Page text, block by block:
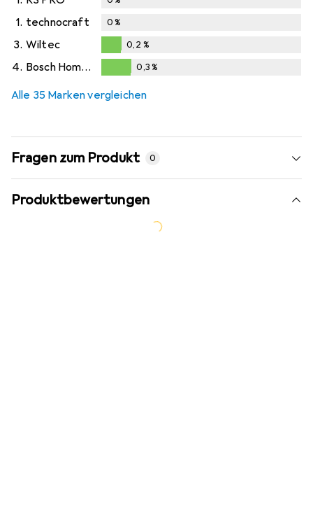
1. technocraft 0%
3. Wiltec
0,2%
0,2 %
4. Bosch Home & Garden 0,3%
Alle 35 Marken vergleichen
Fragen zum Produkt 0
Produktbewertungen